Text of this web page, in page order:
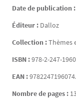
Date de publication :
Éditeur : Dalloz
Collection :Thèmes
ISBN :978-2-247-
EAN :
Nombre de pages :